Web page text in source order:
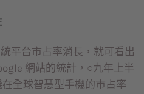
平台市占率消長，就可看出
網站的統計，○九年上半
全球智慧型手機的市占率